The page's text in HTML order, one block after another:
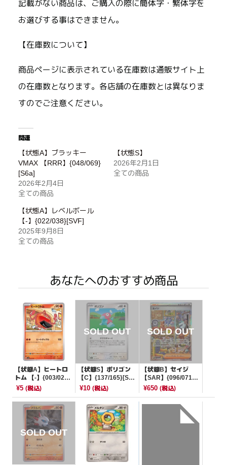
記載がない商品は、ご購入の際に簡体字・繁体字を
お選びする事はできません。
【在庫数について】
商品ページに表示されている在庫数は通販サイト上
の在庫数となります。各店舗の在庫数とは異なりま
すのでご注意ください。
関連
【状態A】ブラッキー
VMAX 【RRR】{048/069}
[S6a]
2026年2月4日
全ての商品
【状態S】
2026年2月1日
全ての商品
【状態A】レベルボール
【-】{022/038}[SVF]
2025年9月8日
全ての商品
あなたへのおすすめ商品
【状態A】ヒートロ
トム 【-】{003/020}
[SVEL]
¥5 (税込)
【状態S】ポリゴン
【C】{137/165}[SV
2a]
¥10(税込)
【状態B】セイジ
【SAR】{096/071}
[SV5M]
¥650 (税込)